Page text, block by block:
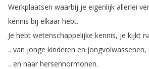
Werkplaatsen waarbij je eigenlijk allerlei
kennis bij elkaar hebt.
Je hebt wetenschappelijke kennis, je kijkt
.. van jonge kinderen en jongvolwassenen,
.. en naar hersenhormonen.